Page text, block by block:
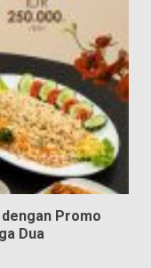
Promo
Dua